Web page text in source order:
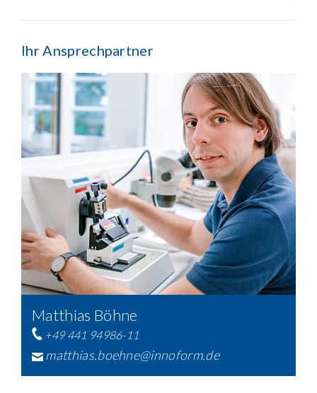
Ihr Ansprechpartner
Matthias Böhne
+49 441 94986-11
matthias.boehne@innoform.de